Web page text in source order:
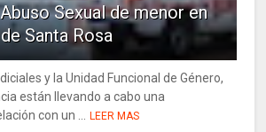
Sexual de menor en
Santa Rosa
y la Unidad Funcional de Género,
están llevando a cabo una
con un ...
LEER MAS